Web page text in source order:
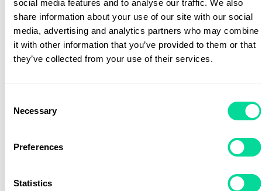
social media features and to analyse our traffic. We also
share information about your use of our site with our social
media, advertising and analytics partners who may combine
it with other information that you’ve provided to them or that
they’ve collected from your use of their services.
Selection
Necessary
Preferences
Statistics
Voky Rekommenderar
Från 26 kr
Voky Rekommenderar